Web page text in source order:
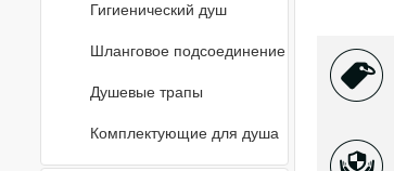
Гигиенический душ
Шланговое подсоединение
Душевые трапы
Комплектующие для душа